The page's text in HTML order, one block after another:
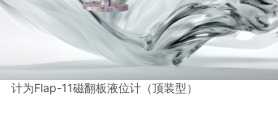
计为Flap-11磁翻板液位计（顶装型）